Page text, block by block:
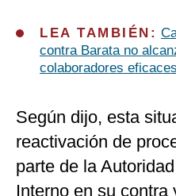
LEA TAMBIÉN:
contra Barata no
colaboradores eficaces
Según dijo, esta
reactivación de
parte de la
Interno en su contra